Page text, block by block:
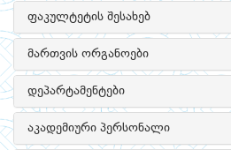
ფაკულტეტის შესახებ
მართვის ორგანოები
დეპარტამენტები
აკადემიური პერსონალი